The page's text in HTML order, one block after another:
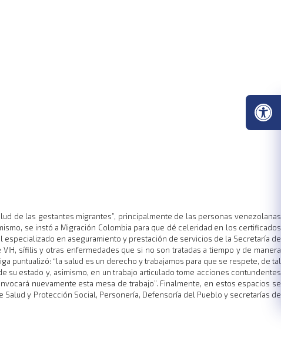
de las gestantes migrantes”, principalmente de las personas venezolanas
se instó a Migración Colombia para que dé celeridad en los certificados
en aseguramiento y prestación de servicios de la Secretaría de
sífilis y otras enfermedades que si no son tratadas a tiempo y de manera
puntualizó: “la salud es un derecho y trabajamos para que se respete, de tal
estado y, asimismo, en un trabajo articulado tome acciones contundentes
nuevamente esta mesa de trabajo”. Finalmente, en estos espacios se
y Protección Social, Personería, Defensoría del Pueblo y secretarías de